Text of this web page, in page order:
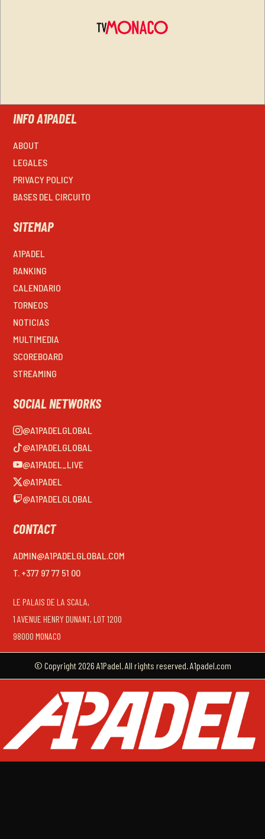
INFO A1PADEL
ABOUT
LEGALES
PRIVACY POLICY
BASES DEL CIRCUITO
SITEMAP
A1PADEL
RANKING
CALENDARIO
TORNEOS
NOTICIAS
MULTIMEDIA
SCOREBOARD
STREAMING
SOCIAL NETWORKS
@A1PADELGLOBAL
@A1PADELGLOBAL
@A1PADEL_LIVE
@A1PADEL
@A1PADELGLOBAL
CONTACT
ADMIN@A1PADELGLOBAL.COM
T. +377 97 77 51 00
LE PALAIS DE LA SCALA,
1 AVENUE HENRY DUNANT, LOT 1200
98000 MONACO
© Copyright 2026 A1Padel. All rights reserved. A1padel.com